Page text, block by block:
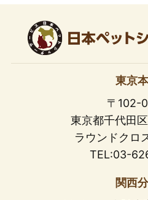
東京
〒102-
東京都千代田
ラウンドクロ
TEL:03-
関西